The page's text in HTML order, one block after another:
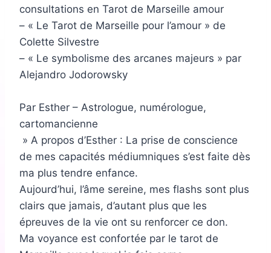
consultations en Tarot de Marseille amour
– « Le Tarot de Marseille pour l’amour » de
Colette Silvestre
– « Le symbolisme des arcanes majeurs » par
Alejandro Jodorowsky
Par Esther – Astrologue, numérologue,
cartomancienne
» A propos d’Esther : La prise de conscience
de mes capacités médiumniques s’est faite dès
ma plus tendre enfance.
Aujourd’hui, l’âme sereine, mes flashs sont plus
clairs que jamais, d’autant plus que les
épreuves de la vie ont su renforcer ce don.
Ma voyance est confortée par le tarot de